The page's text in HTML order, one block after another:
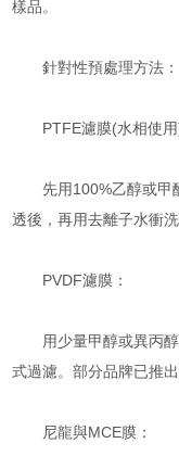
樣品。
針對性預處理方法：
PTFE濾膜(水相使用)
先用100%乙醇或甲
透後，再用去離子水衝
PVDF濾膜：
用少量甲醇或異丙醇
式過濾。部分品牌已推
尼龍與MCE膜：